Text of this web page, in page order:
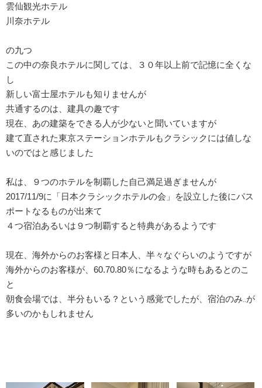
雲仙観光ホテル
川奈ホテル
の九つ
この中の奈良ホテルに関しては、３０年以上前で記憶に全くな
し
新しい富士屋ホテルも知りませんが
共通するのは、建具の趣です
現在、あの建築をできる人が少ないと聞いていますが
建て直された東京ステーションホテルもクラシックには値しな
いのではと感じました
私は、９つのホテルを制覇した自己満足過ぎませんが
2017/11/9に「日本クラシックホテルの会」を設立した後にパス
ポートなるものが出来て
４つ宿泊あるいは９つ制覇すると特典があるようです
現在、海外からのお客様と日本人、半々なぐらいのようですが
海外からのお客様が、60.70.80％になるような時もあるとのこ
と
朝食会場では、半分もいる？という感覚でしたが、宿泊のみ‥が
多いのかもしれません